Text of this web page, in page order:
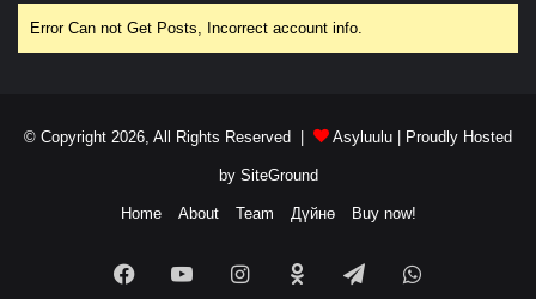
Error Can not Get Posts, Incorrect account info.
© Copyright 2026, All Rights Reserved | Asyluulu | Proudly Hosted
by SiteGround
Home About Team Дүйнө Buy now!
FacebookYouTubeInstagramOdnoklassniki
TelegramWhatsApp